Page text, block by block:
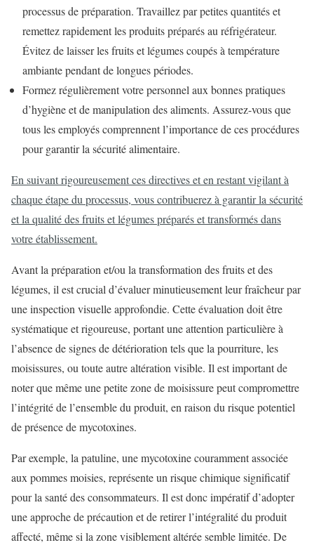
processus de préparation. Travaillez par petites quantités et
remettez rapidement les produits préparés au réfrigérateur.
Évitez de laisser les fruits et légumes coupés à température
ambiante pendant de longues périodes.
Formez régulièrement votre personnel aux bonnes pratiques
d’hygiène et de manipulation des aliments. Assurez-vous que
tous les employés comprennent l’importance de ces procédures
pour garantir la sécurité alimentaire.
En suivant rigoureusement ces directives et en restant vigilant à
chaque étape du processus, vous contribuerez à garantir la sécurité
et la qualité des fruits et légumes préparés et transformés dans
votre établissement.
Avant la préparation et/ou la transformation des fruits et des
légumes, il est crucial d’évaluer minutieusement leur fraîcheur par
une inspection visuelle approfondie. Cette évaluation doit être
systématique et rigoureuse, portant une attention particulière à
l’absence de signes de détérioration tels que la pourriture, les
moisissures, ou toute autre altération visible. Il est important de
noter que même une petite zone de moisissure peut compromettre
l’intégrité de l’ensemble du produit, en raison du risque potentiel
de présence de mycotoxines.
Par exemple, la patuline, une mycotoxine couramment associée
aux pommes moisies, représente un risque chimique significatif
pour la santé des consommateurs. Il est donc impératif d’adopter
une approche de précaution et de retirer l’intégralité du produit
affecté, même si la zone visiblement altérée semble limitée. De